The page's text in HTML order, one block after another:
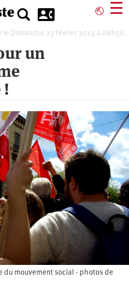
⎋ ☰
le Dimanche 23 février 2014 à 08h50.
un
du mouvement social - photos de